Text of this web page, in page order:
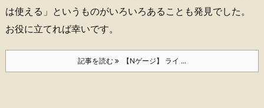
は使える」というものがいろいろあることも発見でした。
お役に立てれば幸いです。
記事を読む 【Nゲージ】 ライ ...